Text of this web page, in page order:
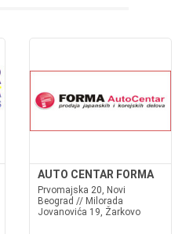
AUTO CENTAR FORMA
Prvomajska 20, Novi
Beograd // Milorada
Jovanovića 19, Žarkovo